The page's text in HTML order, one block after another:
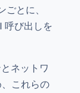
とに、
呼び出しを
ネットワ
これらの